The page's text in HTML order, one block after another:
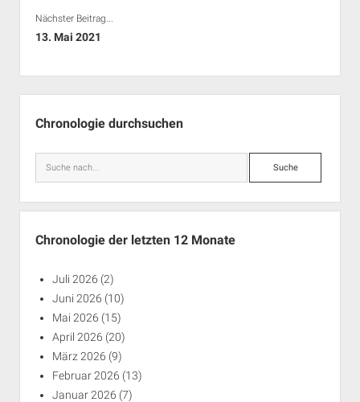
Nächster Beitrag...
13. Mai 2021
Chronologie durchsuchen
Suche
Chronologie der letzten 12 Monate
Juli 2026 (2)
Juni 2026 (10)
Mai 2026 (15)
April 2026 (20)
März 2026 (9)
Februar 2026 (13)
Januar 2026 (7)